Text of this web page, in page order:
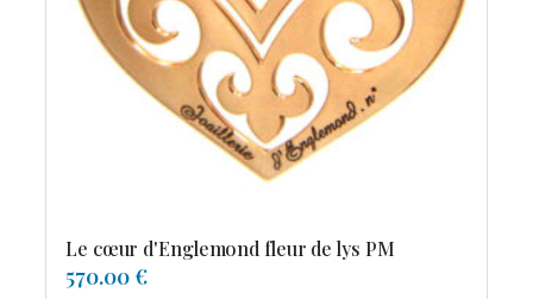
Resile
Reve-asie
Reve-de-pagode
Suspension et frissons
Le cœur d'Englemond fleur de lys PM
570.00 €